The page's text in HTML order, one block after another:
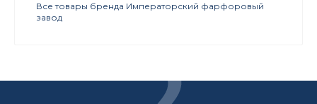
Все товары бренда Императорский фарфоровый
завод